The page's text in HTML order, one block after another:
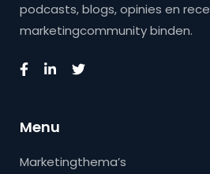
podcasts, blogs, opinies en
marketingcommunity binden.
Menu
Marketingthema’s